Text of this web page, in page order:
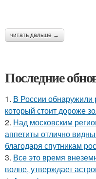
читать дальше →
Последние
1. В России обнаружили
который стоит дороже
2. Над московским
аппетиты отлично
благодаря спутникам
3. Все это время
волне, утверждает